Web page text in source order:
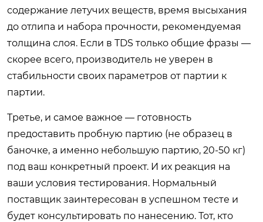
содержание летучих веществ, время высыхания
до отлипа и набора прочности, рекомендуемая
толщина слоя. Если в TDS только общие фразы —
скорее всего, производитель не уверен в
стабильности своих параметров от партии к
партии.
Третье, и самое важное — готовность
предоставить пробную партию (не образец в
баночке, а именно небольшую партию, 20-50 кг)
под ваш конкретный проект. И их реакция на
ваши условия тестирования. Нормальный
поставщик заинтересован в успешном тесте и
будет консультировать по нанесению. Тот, кто